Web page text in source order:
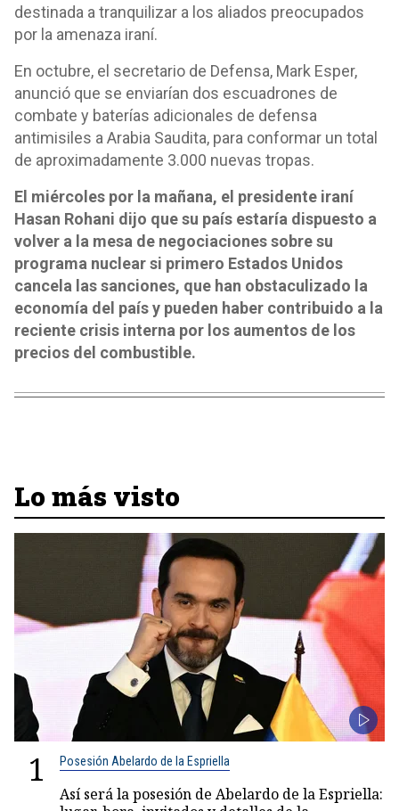
destinada a tranquilizar a los aliados preocupados
por la amenaza iraní.
En octubre, el secretario de Defensa, Mark Esper,
anunció que se enviarían dos escuadrones de
combate y baterías adicionales de defensa
antimisiles a Arabia Saudita, para conformar un total
de aproximadamente 3.000 nuevas tropas.
El miércoles por la mañana, el presidente iraní
Hasan Rohani dijo que su país estaría dispuesto a
volver a la mesa de negociaciones sobre su
programa nuclear si primero Estados Unidos
cancela las sanciones, que han obstaculizado la
economía del país y pueden haber contribuido a la
reciente crisis interna por los aumentos de los
precios del combustible.
Lo más visto
1 Posesión Abelardo de la Espriella
Así será la posesión de Abelardo de la Espriella: